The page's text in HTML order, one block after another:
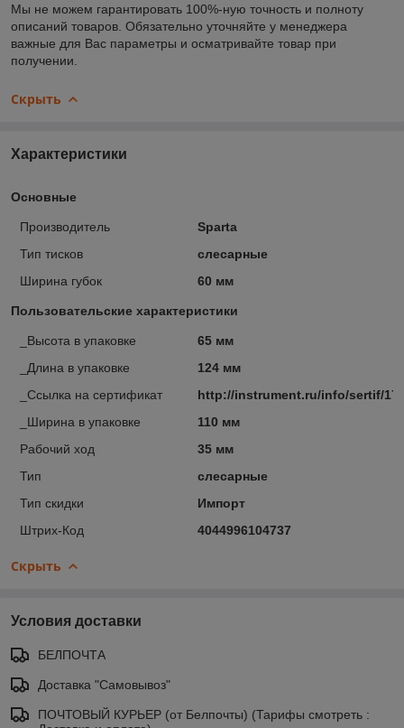
Мы не можем гарантировать 100%-ную точность и полноту
описаний товаров. Обязательно уточняйте у менеджера
важные для Вас параметры и осматривайте товар при
получении.
Скрыть
Характеристики
Основные
Производитель
Sparta
Тип тисков
слесарные
Ширина губок
60 мм
Пользовательские характеристики
_Высота в упаковке
65 мм
_Длина в упаковке
124 мм
_Ссылка на сертификат
http://instrument.ru/info/sertif/
_Ширина в упаковке
110 мм
Рабочий ход
35 мм
Тип
слесарные
Тип скидки
Импорт
Штрих-Код
4044996104737
Скрыть
Условия доставки
БЕЛПОЧТА
Доставка "Самовывоз"
ПОЧТОВЫЙ КУРЬЕР (от Белпочты) (Тарифы смотреть :